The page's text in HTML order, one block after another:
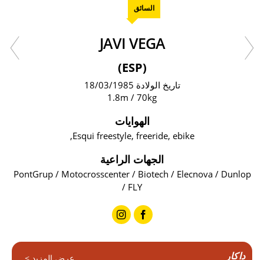
السائق
JAVI VEGA
(ESP)
تاريخ الولادة 18/03/1985
1.8m / 70kg
الهوايات
Esqui freestyle, freeride, ebike,
الجهات الراعية
PontGrup / Motocrosscenter / Biotech / Elecnova / Dunlop
/ FLY
داكار